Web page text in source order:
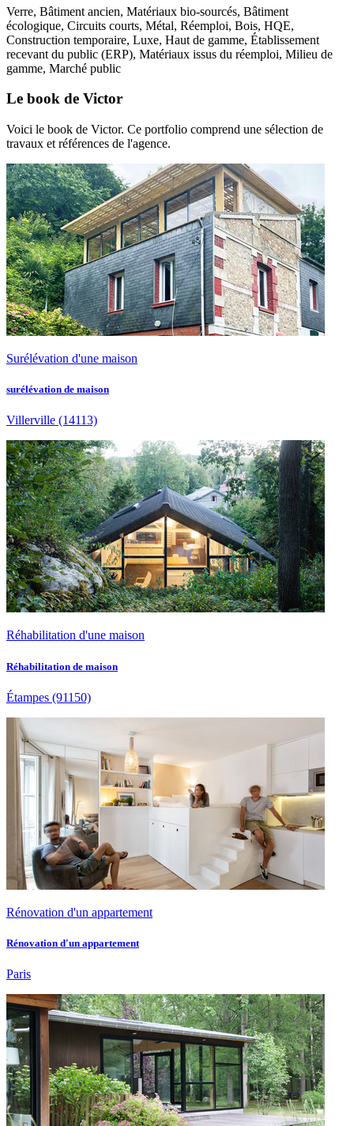
Verre, Bâtiment ancien, Matériaux bio-sourcés, Bâtiment
écologique, Circuits courts, Métal, Réemploi, Bois, HQE,
Construction temporaire, Luxe, Haut de gamme, Établissement
recevant du public (ERP), Matériaux issus du réemploi, Milieu de
gamme, Marché public
Le book de Victor
Voici le book de Victor. Ce portfolio comprend une sélection de
travaux et références de l'agence.
Surélévation d'une maison
surélévation de maison
Villerville (14113)
Réhabilitation d'une maison
Réhabilitation de maison
Étampes (91150)
Rénovation d'un appartement
Rénovation d'un appartement
Paris